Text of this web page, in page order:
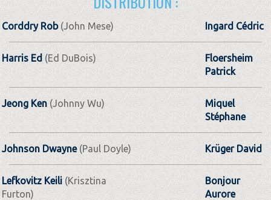
Corddry Rob(John Mese) Ingard Cédric
Harris Ed(Ed DuBois)
Floersheim
Patrick
Jeong Ken(Johnny Wu)
Miquel
Stéphane
Johnson Dwayne(Paul Doyle) Krüger David
Lefkovitz Keili(Krisztina
Furton)
Bonjour
Aurore